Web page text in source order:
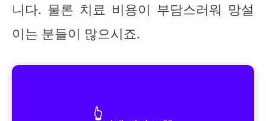
니다. 물론 치료 비용이 부담스러워 망설
이는 분들이 많으시죠.
👆